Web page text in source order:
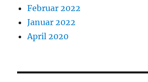
Februar 2022
Januar 2022
April 2020